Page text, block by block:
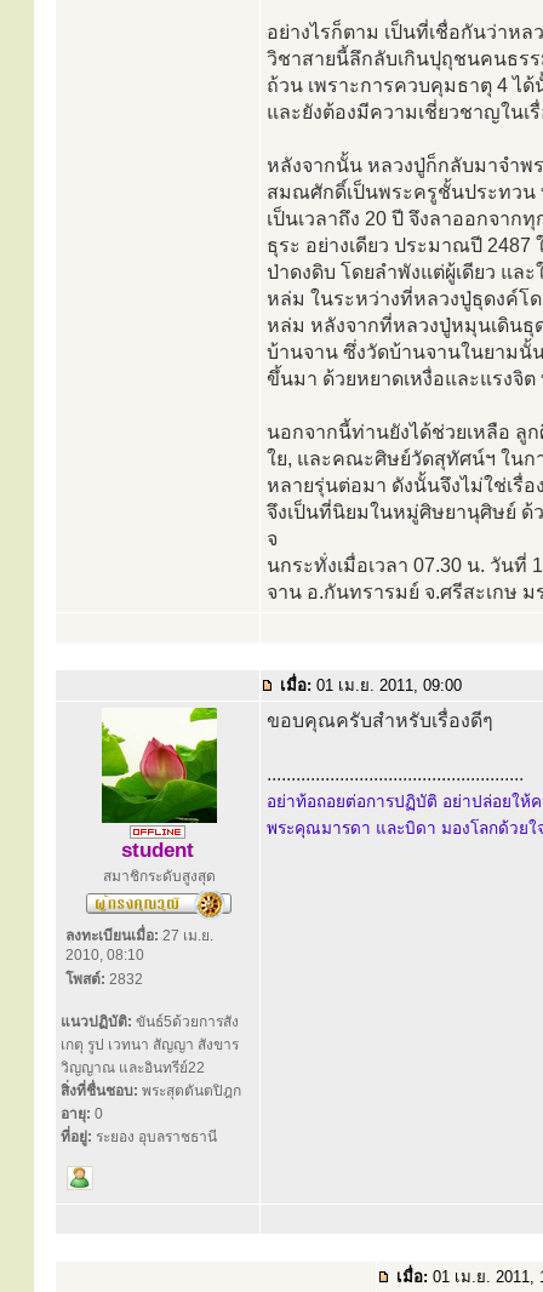
อย่างไรก็ตาม เป็นที่เชื่อกันว่าห
วิชาสายนี้ลึกลับเกินปุถุชนคนธรร
ถ้วน เพราะการควบคุมธาตุ 4 ไ
และยังต้องมีความเชี่ยวชาญใน
หลังจากนั้น หลวงปู่ก็กลับมาจำพ
สมณศักดิ์เป็นพระครูชั้นประทวน
เป็นเวลาถึง 20 ปี จึงลาออกจา
ธุระ อย่างเดียว ประมาณปี
ป่าดงดิบ โดยลำพังแต่ผู้เดียว แล
หล่ม ในระหว่างที่หลวงปู่ธุดงค์โ
หล่ม หลังจากที่หลวงปู่หมุนเดินธุ
บ้านจาน ซึ่งวัดบ้านจานในยามนั้
ขึ้นมา ด้วยหยาดเหงื่อและแรงจิ
นอกจากนี้ท่านยังได้ช่วยเหลือ ลู
ใย, และคณะศิษย์วัดสุทัศน์ฯ ในก
หลายรุ่นต่อมา ดังนั้นจึงไม่ใช่เรื่
จึงเป็นที่นิยมในหมู่ศิษยานุศิษย์
จ
นกระทั่งเมื่อเวลา 07.30 น. วัน
จาน อ.กันทรารมย์ จ.ศรีสะเกษ
เมื่อ: 01 เม.ย. 2011, 09:00
student
สมาชิกระดับสูงสุด
ลงทะเบียนเมื่อ: 27 เม.ย.
2010, 08:10
โพสต์: 2832
แนวปฏิบัติ: ขันธ์5ด้วยการสัง
เกตุ รูป เวทนา สัญญา สังขาร
วิญญาณ และอินทรีย์22
สิ่งที่ชื่นชอบ: พระสุตตันตปิฎก
อายุ: 0
ที่อยู่: ระยอง อุบลราชธานี
ขอบคุณครับสำหรับเรื่องดีๆ
.....................................................
อย่าท้อถอยต่อการปฏิบัติ อย่าปล่อยให้
พระคุณมารดา และบิดา มองโลกด้วย
เมื่อ: 01 เม.ย. 2011,